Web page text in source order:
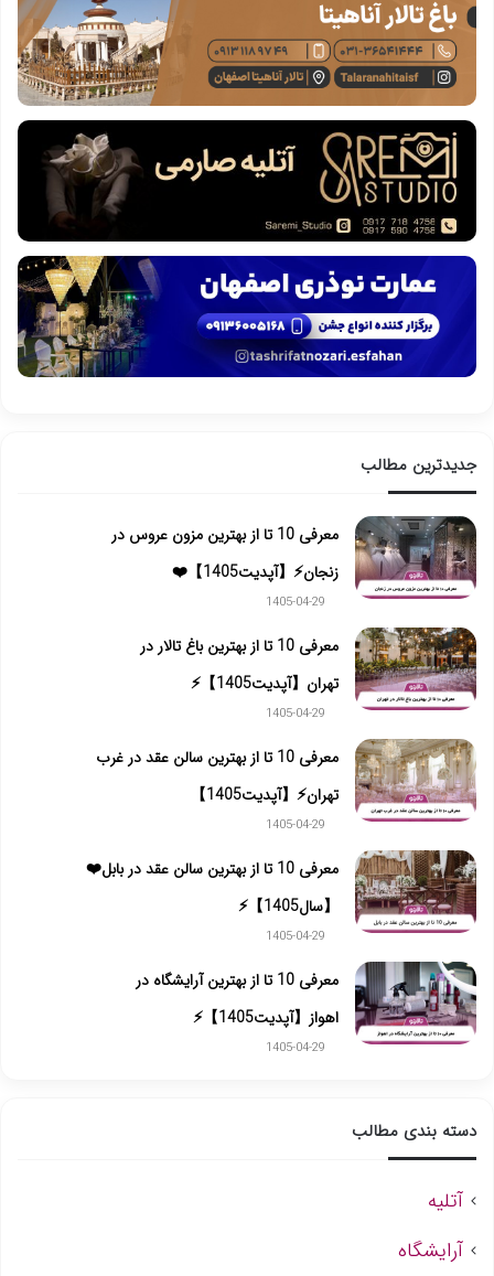
جدیدترین مطالب
معرفی 10 تا از بهترین مزون عروس در
زنجان⚡【آپدیت1405】❤️
1405-04-29
معرفی 10 تا از بهترین باغ تالار در
تهران【آپدیت1405】⚡️
1405-04-29
معرفی 10 تا از بهترین سالن عقد در غرب
تهران⚡【آپدیت1405】
1405-04-29
معرفی 10 تا از بهترین سالن عقد در بابل❤️
【سال1405】⚡️
1405-04-29
معرفی 10 تا از بهترین آرایشگاه در
اهواز【آپدیت1405】⚡
1405-04-29
دسته بندی مطالب
آتلیه
آرایشگاه